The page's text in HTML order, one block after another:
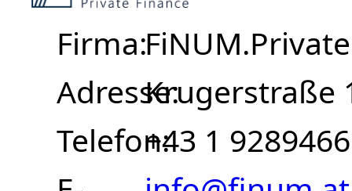
Firma
AdresseKrugerstraße
Telefon+43 1